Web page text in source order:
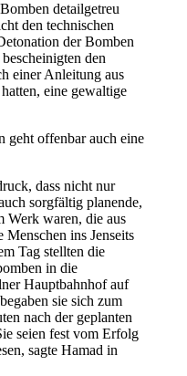
detailgetreu
den technischen
der Bomben
den
einer Anleitung aus
eine gewaltige
geht offenbar auch eine
dass nicht nur
sorgfältig planende,
Werk waren, die aus
ins Jenseits
Tag stellten die
in die
Hauptbahnhof auf
sie sich zum
nach der geplanten
seien fest vom Erfolg
sagte Hamad in